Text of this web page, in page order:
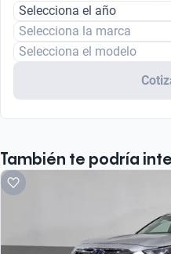
Selecciona el año
Selecciona la marca
Selecciona el modelo
También te podría